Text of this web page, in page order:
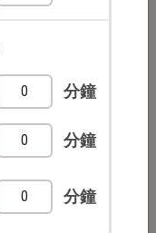
分鐘
分鐘
分鐘